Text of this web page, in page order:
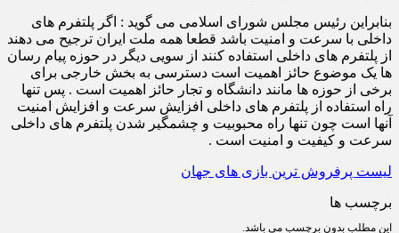
بنابراین رئیس مجلس شورای اسلامی می گوید : اگر پلتفرم های
داخلی با سرعت و امنیت باشد قطعا همه ملت ایران ترجیح می دهند
از پلتفرم های داخلی استفاده کنند از سویی دیگر در حوزه پیام رسان
ها یک موضوع حائز اهمیت است دسترسی به بخش خارجی برای
برخی از حوزه ها مانند دانشگاه و تجار حائز اهمیت است . پس تنها
راه استفاده از پلتفرم های داخلی افزایش سرعت و افزایش امنیت
آنها است چون تنها راه محبوبیت و چشمگیر شدن پلتفرم های داخلی
سرعت و کیفیت و امنیت است .
لیست پرفروش ترین بازی های جهان
برچسب ها
این مطلب بدون برچسب می باشد.